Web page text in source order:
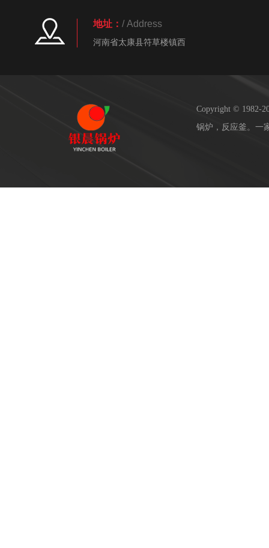
地址： / Address
河南省太康县符草楼镇西
Copyright © 1982-
锅炉，反应釜。一